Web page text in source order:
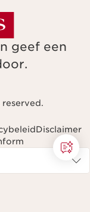
geef een
Disclaimer